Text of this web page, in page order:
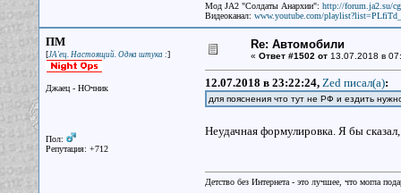
Мод JA2 "Солдаты Анархии": http://forum.ja2.su/
Видеоканал: www.youtube.com/
ПМ
[JA'ец. Настоящий. Одна штука :]
Джаец - НОчник
Пол:
Репутация: +712
Re: Автомобили
« Ответ #1502 от13.07.2018 в
12.07.2018 в 23:22:24, Zed писал(a):
для пояснения что тут не РФ и ездить
Неудачная формулировка. Я бы
Детство без Интернета - это лучшее, что могла